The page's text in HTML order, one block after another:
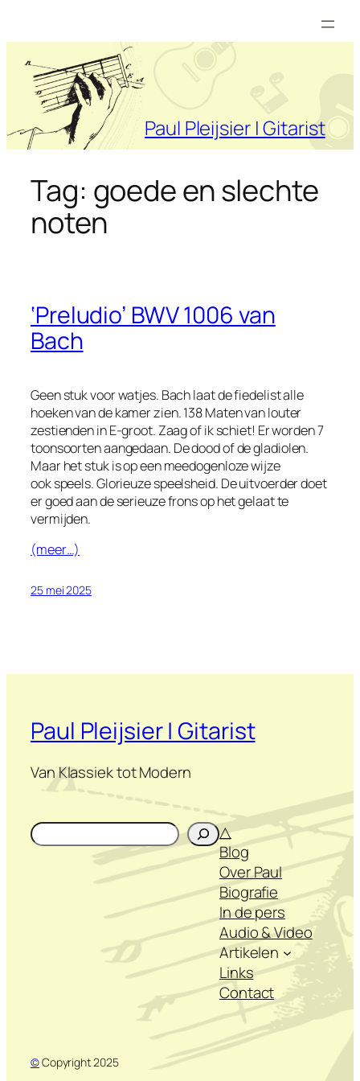
inhoud
Paul Pleijsier | Gitarist
Tag: goede en slechte
noten
‘Preludio’ BWV 1006 van
Bach
Geen stuk voor watjes. Bach laat de fiedelist alle
hoeken van de kamer zien. 138 Maten van louter
zestienden in E-groot. Zaag of ik schiet! Er worden 7
toonsoorten aangedaan. De dood of de gladiolen.
Maar het stuk is op een meedogenloze wijze
ookspeels.Glorieuze speelsheid. De uitvoerder doet
er goed aan de serieuze frons op het gelaat te
vermijden.
(meer…)
25 mei 2025
Paul Pleijsier | Gitarist
Van Klassiek tot Modern
Zoeken
△
Blog
Over Paul
Biografie
In de pers
Audio & Video
Artikelen
Links
Contact
©Copyright 2025